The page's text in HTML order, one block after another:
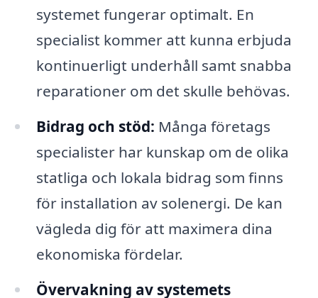
systemet fungerar optimalt. En
specialist kommer att kunna erbjuda
kontinuerligt underhåll samt snabba
reparationer om det skulle behövas.
Bidrag och stöd: Många företags
specialister har kunskap om de olika
statliga och lokala bidrag som finns
för installation av solenergi. De kan
vägleda dig för att maximera dina
ekonomiska fördelar.
Övervakning av systemets